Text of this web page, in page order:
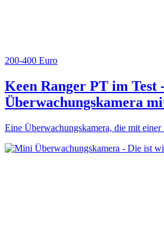
200-400 Euro
Keen Ranger PT im Test
Überwachungskamera
Eine Überwachungskamera, die mit